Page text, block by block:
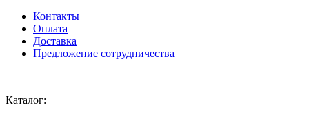
Контакты
Оплата
Доставка
Предложение сотрудничества
Каталог: